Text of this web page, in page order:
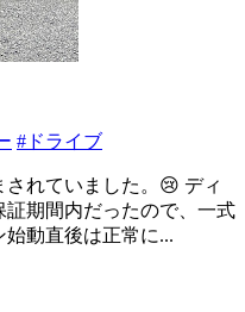
#ドライブ
れていました。😢 ディ
期間内だったので、一式
動直後は正常に...